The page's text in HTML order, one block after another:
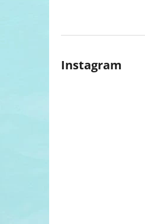
Instagram